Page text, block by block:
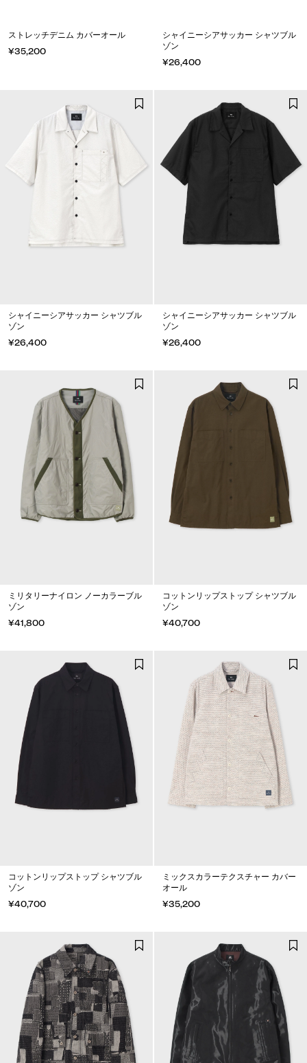
ストレッチデニム カバーオール
¥35,200
シャイニーシアサッカー シャツブル
ゾン
¥26,400
シャイニーシアサッカー シャツブル
ゾン
¥26,400
シャイニーシアサッカー シャツブル
ゾン
¥26,400
ミリタリーナイロン ノーカラーブル
ゾン
¥41,800
コットンリップストップ シャツブル
ゾン
¥40,700
コットンリップストップ シャツブル
ゾン
¥40,700
ミックスカラーテクスチャー カバー
オール
¥35,200